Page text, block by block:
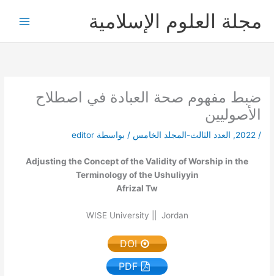
مجلة العلوم الإسلامية
ضبط مفهوم صحة العبادة في اصطلاح
الأصوليين
/
2022
, العدد الثالث-المجلد الخامس / بواسطة editor
Adjusting the Concept of the Validity of Worship in the
Terminology of the Ushuliyyin
Afrizal Tw
WISE University || Jordan
DOI
PDF